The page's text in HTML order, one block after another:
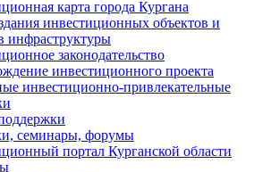
карта города Кургана
инвестиционных объектов и
инфраструктуры
законодательство
инвестиционного проекта
инвестиционно-привлекательные
семинары, форумы
портал Курганской области